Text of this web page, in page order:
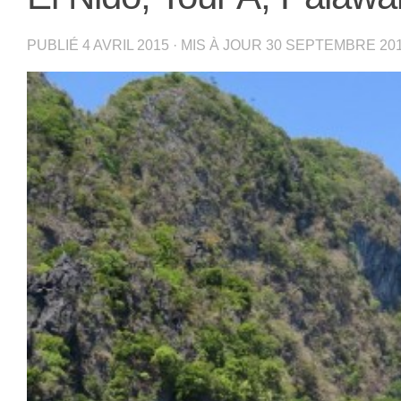
PUBLIÉ 4 AVRIL 2015 · MIS À JOUR 30 SEPTEMBRE